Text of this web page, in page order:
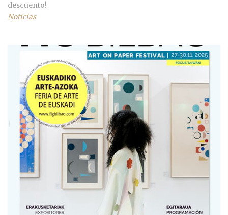
descuento!
Noticias